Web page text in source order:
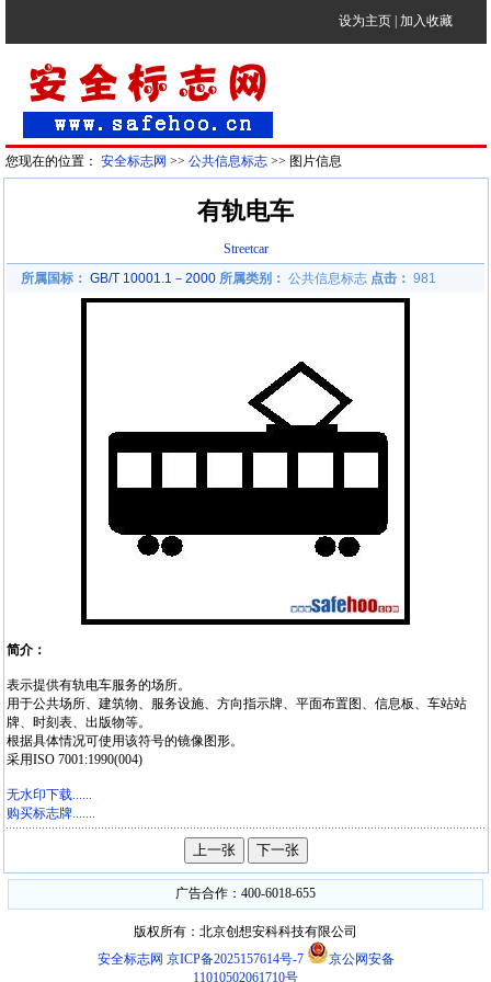
设为主页 加入收藏
您现在的位置： 安全标志网 >> 公共信息标志>> 图片信息
有轨电车
Streetcar
所属国标： GB/T 10001.1－2000 所属类别： 公共信息标志 点击： 981
简介：
表示提供有轨电车服务的场所。
用于公共场所、建筑物、服务设施、方向指示牌、平面布置图、信息板、车站站
牌、时刻表、出版物等。
根据具体情况可使用该符号的镜像图形。
采用ISO 7001:1990(004)
无水印下载......
购买标志牌.......
广告合作：400-6018-655
版权所有：北京创想安科科技有限公司
安全标志网 京ICP备2025157614号-7
京公网安备
11010502061710号